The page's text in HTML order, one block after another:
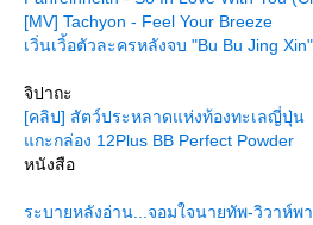
[MV] Tachyon - Feel Your Breeze
เวิ่นเวิ้อตัวละครหลังจบ "Bu Bu Jing Xin"
จิปาถะ
[คลิป] สัตว์ประหลาดแห่งท้องทะเลญี่ปุ่น
กะกล่อง 12Plus BB Perfect Powder
หนังสือ
ระบายหลังอ่าน...จอมใจนายทัพ-วิวาห์พ